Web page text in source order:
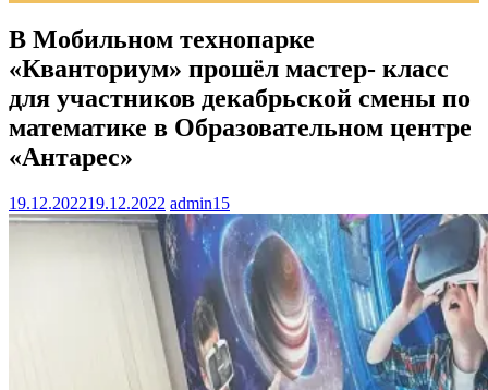
В Мобильном технопарке
«Кванториум» прошёл мастер- класс
для участников декабрьской смены по
математике в Образовательном центре
«Антарес»
19.12.202219.12.2022 admin15